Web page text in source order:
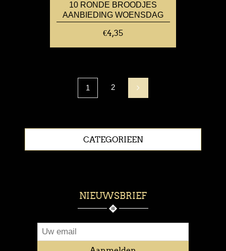
10 RONDE BROODJES
AANBIEDING WOENSDAG
€4,35
1 2
CATEGORIEEN
NIEUWSBRIEF